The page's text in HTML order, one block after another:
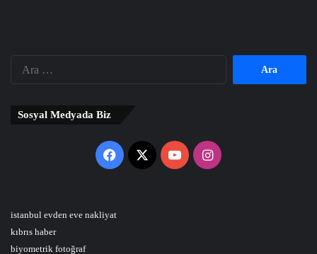
Sosyal Medyada Biz
Facebook
X YouTubeInstagram
istanbul evden eve nakliyat
kıbrıs haber
biyometrik fotoğraf